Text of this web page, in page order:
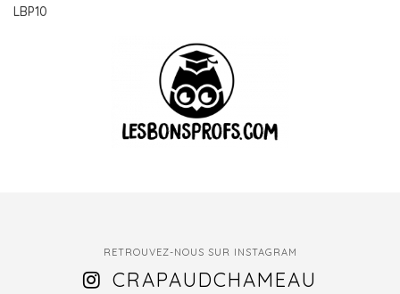
LBP10
RETROUVEZ-NOUS SUR INSTAGRAM
CRAPAUDCHAMEAU